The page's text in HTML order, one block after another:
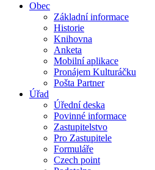
Obec
Základní informace
Historie
Knihovna
Anketa
Mobilní aplikace
Pronájem Kulturáčku
Pošta Partner
Úřad
Úřední deska
Povinné informace
Zastupitelstvo
Pro Zastupitele
Formuláře
Czech point